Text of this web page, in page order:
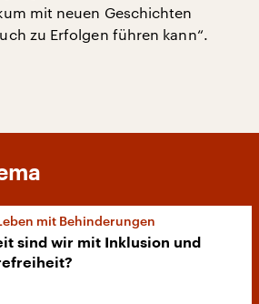
mit neuen Geschichten
zu Erfolgen führen kann“.
mit Behinderungen
sind wir mit Inklusion und